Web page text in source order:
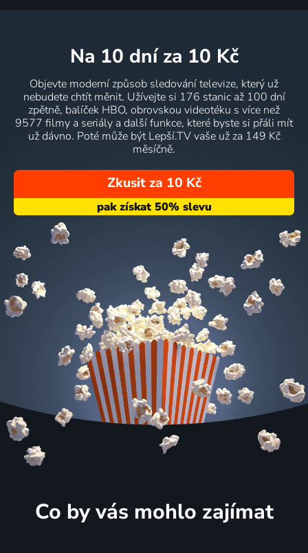
na 10 dní za 10 Kč
Objevte moderní způsob sledování televize, který už
nebudete chtít měnit. Užívejte si 176 stanic až 100 dní
zpětně, balíček HBO, obrovskou videotéku s více než
9577 filmy a seriály a další funkce, které byste si přáli mít
už dávno. Poté může být Lepší.TV vaše už za 149 Kč
měsíčně.
Zkusit za 10 Kč
Co by vás mohlo zajímat